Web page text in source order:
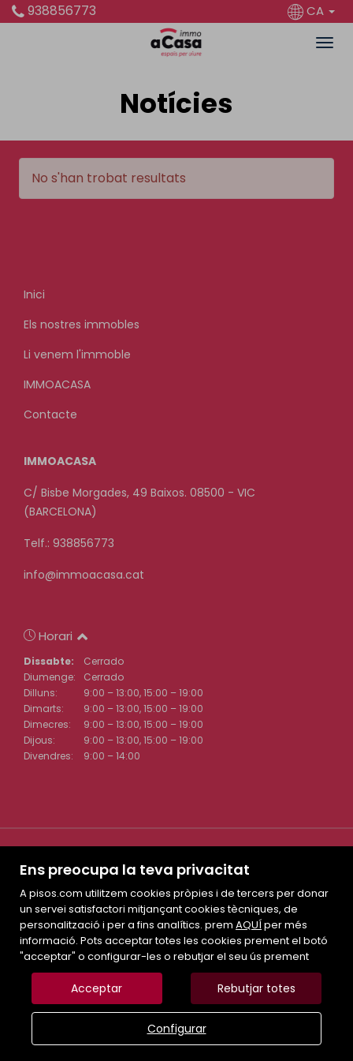
Ens preocupa la teva privacitat
A pisos.com utilitzem cookies pròpies i de tercers per donar
un servei satisfactori mitjançant cookies tècniques, de
personalització i per a fins analítics. prem AQUÍper més
informació. Pots acceptar totes les cookies prement el botó
"acceptar" o configurar-les o rebutjar el seu ús prement
Acceptar Rebutjar totes
Configurar
938856773 CA
Notícies
No s'han trobat resultats
Inici
Els nostres immobles
Li venem l'immoble
IMMOACASA
Contacte
IMMOACASA
C/ Bisbe Morgades, 49 Baixos. 08500 - VIC
(BARCELONA)
Telf.: 938856773
info@immoacasa.cat
Horari
Dissabte:
Cerrado
Diumenge:
Cerrado
Dilluns:
9:00 – 13:00, 15:00 – 19:00
Dimarts:
9:00 – 13:00, 15:00 – 19:00
Dimecres:
9:00 – 13:00, 15:00 – 19:00
Dijous:
9:00 – 13:00, 15:00 – 19:00
Divendres:
9:00 – 14:00
Mapa Web
Avís legal
Preferits
Immobles destacats
Notícies
Política de cookies